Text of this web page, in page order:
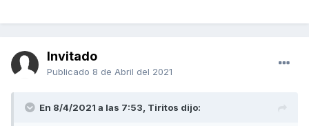
Invitado
Publicado 8 de Abril del 2021
En 8/4/2021 a las 7:53, Tiritos dijo: